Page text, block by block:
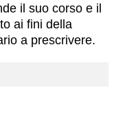
il suo corso e il
ai fini della
a prescrivere.